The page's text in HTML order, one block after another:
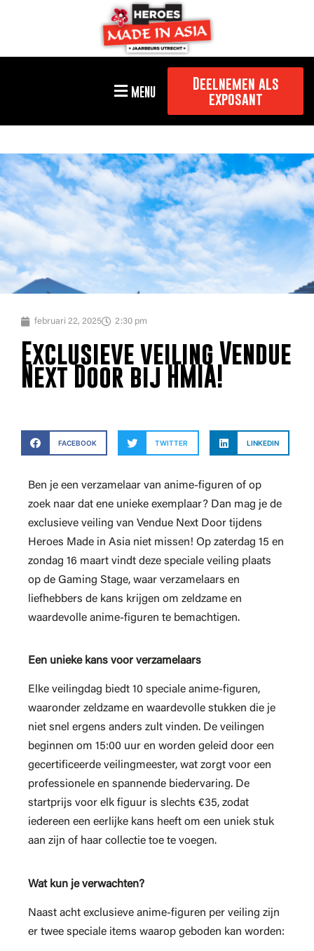
MENU
Deelnemen als
exposant
februari 22, 2025 2:30 pm
Exclusieve veiling Vendue
Next Door bij HMIA!
FACEBOOK TWITTER LINKEDIN
Ben je een verzamelaar van anime-figuren of op
zoek naar dat ene unieke exemplaar? Dan mag je de
exclusieve veiling van Vendue Next Door tijdens
Heroes Made in Asia niet missen! Op zaterdag 15 en
zondag 16 maart vindt deze speciale veiling plaats
op de Gaming Stage, waar verzamelaars en
liefhebbers de kans krijgen om zeldzame en
waardevolle anime-figuren te bemachtigen.
Een unieke kans voor verzamelaars
Elke veilingdag biedt 10 speciale anime-figuren,
waaronder zeldzame en waardevolle stukken die je
niet snel ergens anders zult vinden. De veilingen
beginnen om 15:00 uur en worden geleid door een
gecertificeerde veilingmeester, wat zorgt voor een
professionele en spannende biedervaring. De
startprijs voor elk figuur is slechts €35, zodat
iedereen een eerlijke kans heeft om een uniek stuk
aan zijn of haar collectie toe te voegen.
Wat kun je verwachten?
Naast acht exclusieve anime-figuren per veiling zijn
er twee speciale items waarop geboden kan worden: